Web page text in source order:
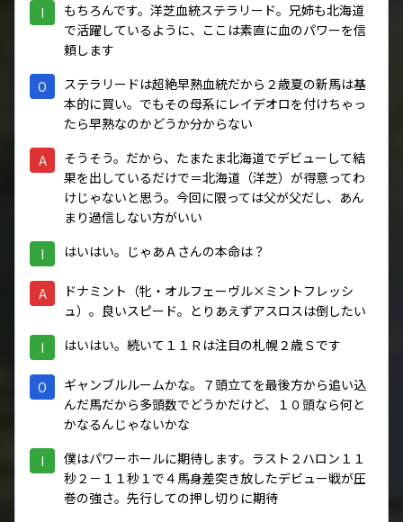
I
もちろんです。洋芝血統ステラリード。兄姉も北海道
で活躍しているように、ここは素直に血のパワーを信
頼します
O
ステラリードは超絶早熟血統だから２歳夏の新馬は基
本的に買い。でもその母系にレイデオロを付けちゃっ
たら早熟なのかどうか分からない
A
そうそう。だから、たまたま北海道でデビューして結
果を出しているだけで＝北海道（洋芝）が得意ってわ
けじゃないと思う。今回に限っては父が父だし、あん
まり過信しない方がいい
I はいはい。じゃあＡさんの本命は？
A
ドナミント（牝・オルフェーヴル×ミントフレッシ
ュ）。良いスピード。とりあえずアスロスは倒したい
I はいはい。続いて１１Ｒは注目の札幌２歳Ｓです
O
ギャンブルルームかな。７頭立てを最後方から追い込
んだ馬だから多頭数でどうかだけど、１０頭なら何と
かなるんじゃないかな
I
僕はパワーホールに期待します。ラスト２ハロン１１
秒２－１１秒１で４馬身差突き放したデビュー戦が圧
巻の強さ。先行しての押し切りに期待